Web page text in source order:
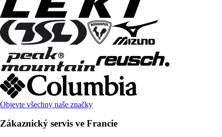
Objevte všechny naše značky
Zákaznický servis ve Francie